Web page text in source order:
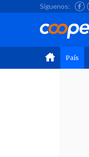
Síguenos:
País